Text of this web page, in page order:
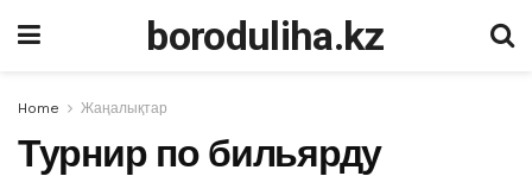
boroduliha.kz
Home Жаңалықтар
Турнир по бильярду